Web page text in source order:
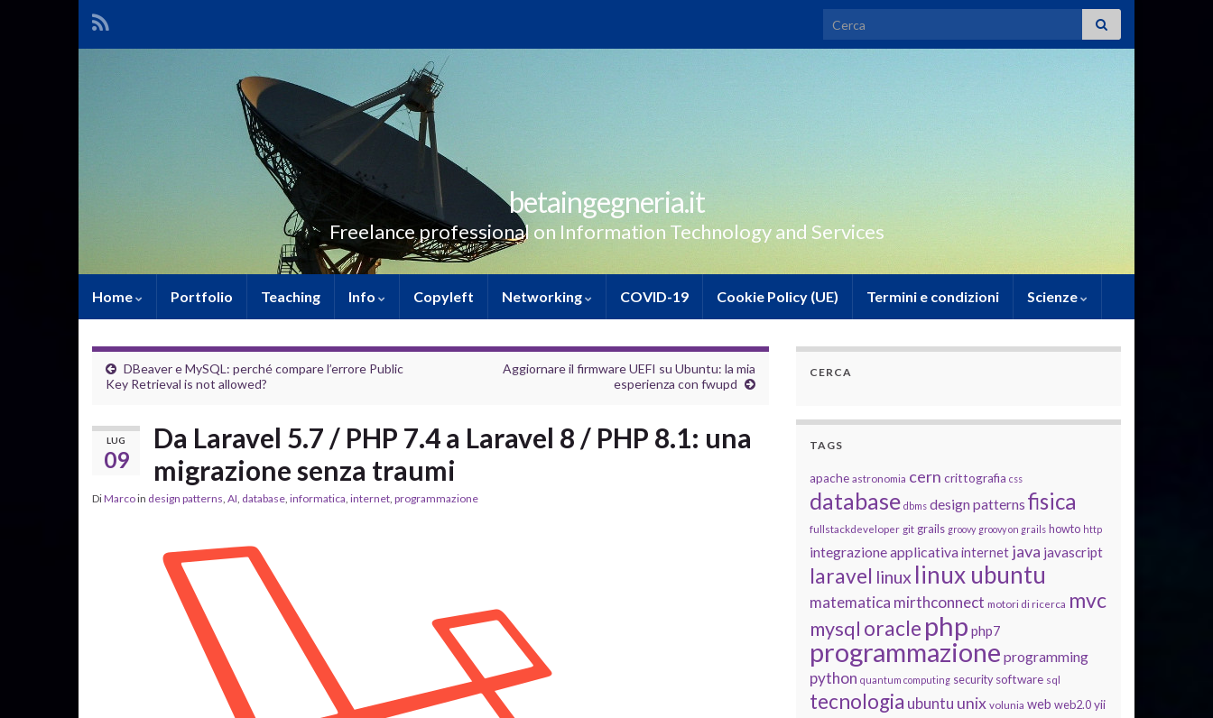
Search for:
betaingegneria.it
Freelance professional on Information Technology and Services
Home Portfolio Teaching Info Copyleft Networking COVID-19 Cookie Policy (UE) Termini e condizioni Scienze
DBeaver e MySQL: perché compare l’errore Public
Key Retrieval is not allowed?
Aggiornare il firmware UEFI su Ubuntu: la mia
esperienza con fwupd
LUG
09
Da Laravel 5.7 / PHP 7.4 a Laravel 8 / PHP 8.1: una
migrazione senza traumi
DiMarcoin design patterns, AI, database, informatica, internet, programmazione
CERCA
TAGS
apache astronomia cern crittografia css
database dbms design patterns fisica
fullstackdeveloper git grails groovy groovy on grails howto http
integrazione applicativainternet java javascript
laravel linux linux ubuntu
matematica mirthconnect motori di ricerca mvc
mysql oracle php php7
programmazione programming
python quantum computing security software sql
tecnologia ubuntu unix volunia web web2.0 yii